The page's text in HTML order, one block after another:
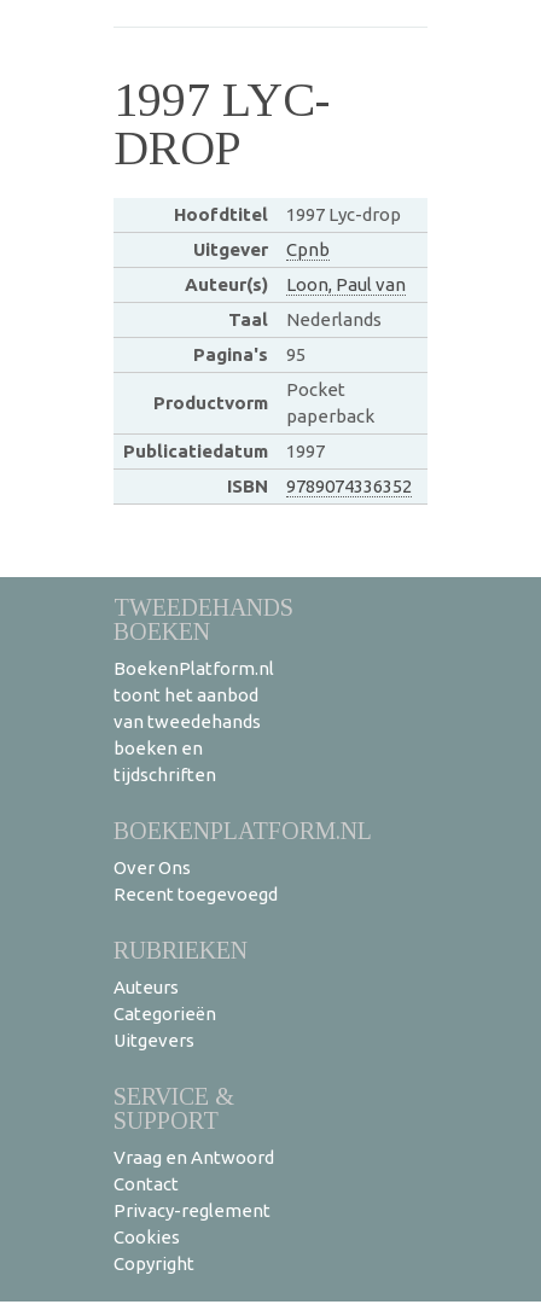
1997 LYC-
DROP
Hoofdtitel
1997 Lyc-drop
Uitgever
Cpnb
Auteur(s)
Loon, Paul van
Taal
Nederlands
Pagina's
95
Productvorm
Pocket
paperback
Publicatiedatum
1997
ISBN
9789074336352
TWEEDEHANDS
BOEKEN
BoekenPlatform.nl
toont het aanbod
van tweedehands
boeken en
tijdschriften
BOEKENPLATFORM.NL
Over Ons
Recent toegevoegd
RUBRIEKEN
Auteurs
Categorieën
Uitgevers
SERVICE &
SUPPORT
Vraag en Antwoord
Contact
Privacy-reglement
Cookies
Copyright